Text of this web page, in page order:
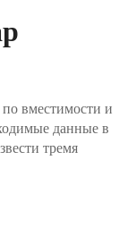
вместимости и
данные в
тремя